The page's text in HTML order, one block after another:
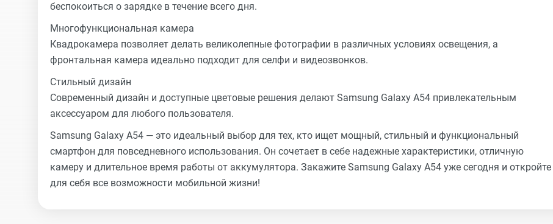
беспокоиться о зарядке в течение всего дня.
Многофункциональная камера
Квадрокамера позволяет делать великолепные фотографии в различных условиях освещения, а
фронтальная камера идеально подходит для селфи и видеозвонков.
Стильный дизайн
Современный дизайн и доступные цветовые решения делают Samsung Galaxy A54 привлекательным
аксессуаром для любого пользователя.
Samsung Galaxy A54 — это идеальный выбор для тех, кто ищет мощный, стильный и функциональный
смартфон для повседневного использования. Он сочетает в себе надежные характеристики, отличную
камеру и длительное время работы от аккумулятора. Закажите Samsung Galaxy A54 уже сегодня и откройте
для себя все возможности мобильной жизни!